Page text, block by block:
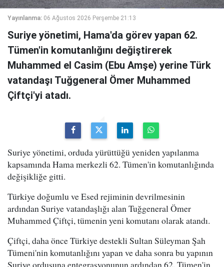
Yayınlanma: 06 Ağustos 2026 Perşembe 21:13
Suriye yönetimi, Hama'da görev yapan 62.
Tümen'in komutanlığını değiştirerek
Muhammed el Casim (Ebu Amşe) yerine Türk
vatandaşı Tuğgeneral Ömer Muhammed
Çiftçi'yi atadı.
Suriye yönetimi, orduda yürüttüğü yeniden yapılanma
kapsamında Hama merkezli 62. Tümen'in komutanlığında
değişikliğe gitti.
Türkiye doğumlu ve Esed rejiminin devrilmesinin
ardından Suriye vatandaşlığı alan Tuğgeneral Ömer
Muhammed Çiftçi, tümenin yeni komutanı olarak atandı.
Çiftçi, daha önce Türkiye destekli Sultan Süleyman Şah
Tümeni'nin komutanlığını yapan ve daha sonra bu yapının
Suriye ordusuna entegrasyonunun ardından 62. Tümen'in